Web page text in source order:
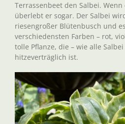
Terrassenbeet den Salbei.
überlebt er sogar. Der Salbei
riesengroßer Blütenbusch und
verschiedensten Farben – rot,
tolle Pflanze, die – wie alle
hitzeverträglich ist.